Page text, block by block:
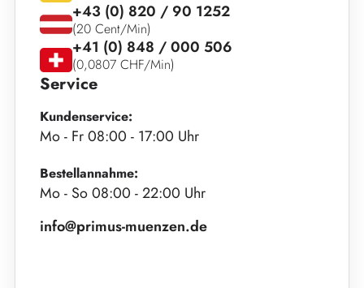
Service
Kundenservice:
Mo - Fr 08:00 - 17:00 Uhr
Bestellannahme:
Mo - So 08:00 - 22:00 Uhr
info@primus-muenzen.de
+43 (0) 820 / 90 1252
(20 Cent/Min)
+41 (0) 848 / 000 506
(0,0807 CHF/Min)